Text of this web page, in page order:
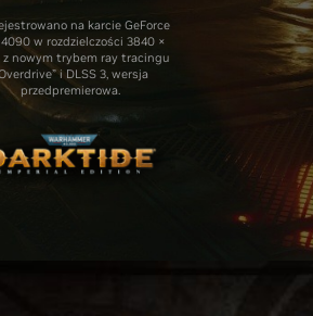
na karcie GeForce
4090 w rozdzielczości 3840 ×
z nowym trybem ray tracingu
i DLSS 3, wersja
przedpremierowa.